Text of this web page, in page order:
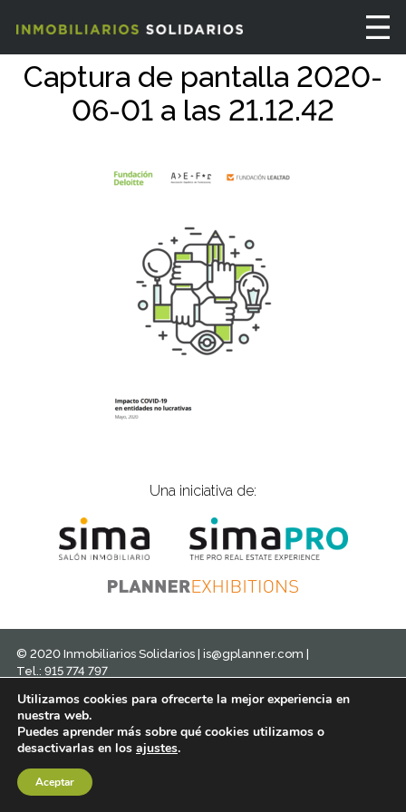
Captura de pantalla 2020-
06-01 a las 21.12.42
Una iniciativa de:
© 2020 Inmobiliarios Solidarios | is@gplanner.com |
Tel.: 915 774 797
Diseño
Utilizamos cookies para ofrecerte la mejor experiencia en
nuestra web.
Puedes aprender más sobre qué cookies utilizamos o
desactivarlas en los ajustes.
Aceptar